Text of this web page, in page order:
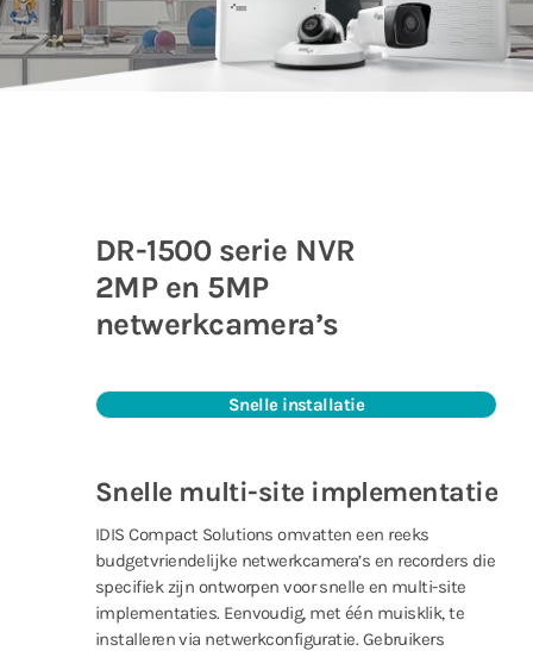
DR-1500 serie NVR
2MP en 5MP
netwerkcamera’s
Snelle installatie
Snelle multi-site implementatie
IDIS Compact Solutions omvatten een reeks
budgetvriendelijke netwerkcamera’s en recorders die
specifiek zijn ontworpen voor snelle en multi-site
implementaties. Eenvoudig, met één muisklik, te
installeren via netwerkconfiguratie. Gebruikers